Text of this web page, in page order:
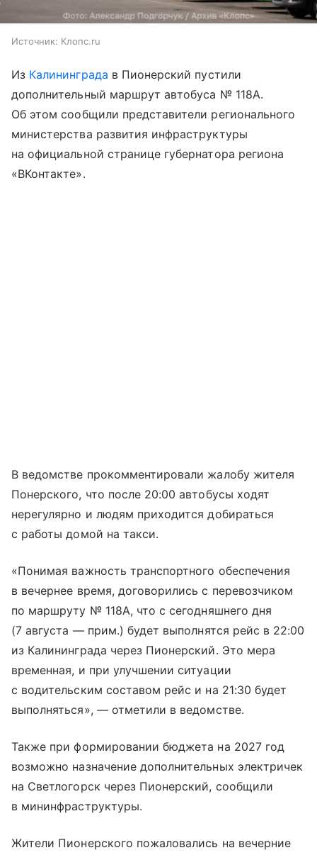
Источник: Клопс.ru
Из Калининграда в Пионерский пустили
дополнительный маршрут автобуса № 118А.
Об этом сообщили представители регионального
министерства развития инфраструктуры
на официальной странице губернатора региона
«ВКонтакте».
В ведомстве прокомментировали жалобу жителя
Понерского, что после 20:00 автобусы ходят
нерегулярно и людям приходится добираться
с работы домой на такси.
«Понимая важность транспортного обеспечения
в вечернее время, договорились с перевозчиком
по маршруту № 118А, что с сегодняшнего дня
(7 августа — прим.) будет выполнятся рейс в 22:00
из Калининграда через Пионерский. Это мера
временная, и при улучшении ситуации
с водительским составом рейс и на 21:30 будет
выполняться», — отметили в ведомстве.
Также при формировании бюджета на 2027 год
возможно назначение дополнительных электричек
на Светлогорск через Пионерский, сообщили
в мининфраструктуры.
Жители Пионерского пожаловались на вечерние